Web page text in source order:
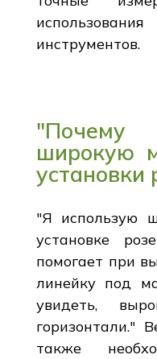
инструментов.
"Почему
широкую
установки
"Я использую
установке
помогает при
линейку под
увидеть,
горизонтали."
также